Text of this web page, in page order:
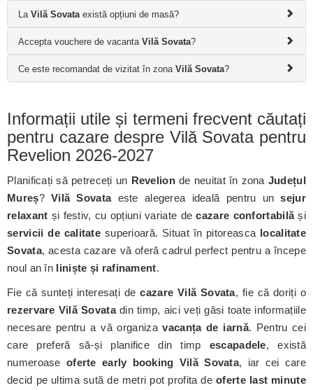
La Vilă Sovata există opțiuni de masă?
Accepta vouchere de vacanta Vilă Sovata?
Ce este recomandat de vizitat în zona Vilă Sovata?
Informații utile și termeni frecvent căutați
pentru cazare despre Vilă Sovata pentru
Revelion 2026-2027
Planificați să petreceți un Revelionde neuitat în zona Județul
Mureș?Vilă Sovataeste alegerea ideală pentru unsejur
relaxant și festiv, cu opțiuni variate decazare confortabilăși
servicii de calitate superioară. Situat în pitoreasca localitate
Sovata, acesta cazare vă oferă cadrul perfect pentru a începe
noul an în liniște și rafinament.
Fie că sunteți interesați decazare Vilă Sovata, fie că doriți o
rezervare Vilă Sovatadin timp, aici veți găsi toate informațiile
necesare pentru a vă organizavacanța de iarnă. Pentru cei
care preferă să-și planifice din timp escapadele, există
numeroase oferte early booking Vilă Sovata, iar cei care
decid pe ultima sută de metri pot profita deoferte last minute